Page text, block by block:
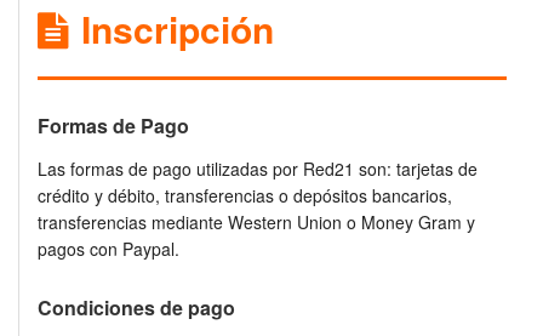
Inscripción
Formas de Pago
Las formas de pago utilizadas por Red21 son: tarjetas de
crédito y débito, transferencias o depósitos bancarios,
transferencias mediante Western Union o Money Gram y
pagos con Paypal.
Condiciones de pago